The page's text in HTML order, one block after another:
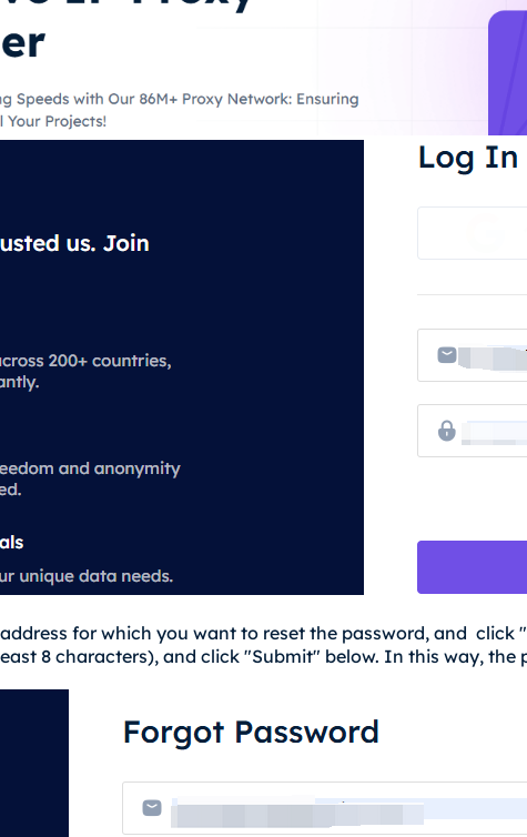
for which you want to reset the password, and
8 characters), and click "Submit" below. In this way, the